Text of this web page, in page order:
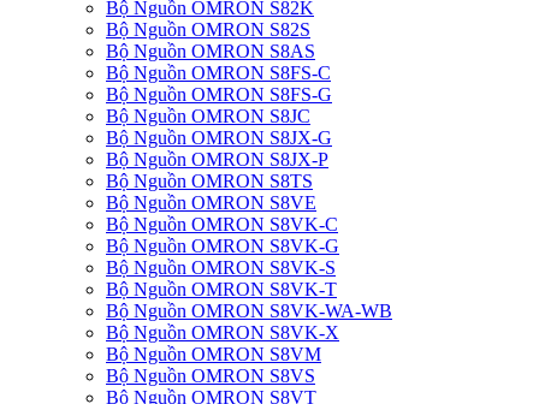
Bộ Nguồn OMRON S82K
Bộ Nguồn OMRON S82S
Bộ Nguồn OMRON S8AS
Bộ Nguồn OMRON S8FS-C
Bộ Nguồn OMRON S8FS-G
Bộ Nguồn OMRON S8JC
Bộ Nguồn OMRON S8JX-G
Bộ Nguồn OMRON S8JX-P
Bộ Nguồn OMRON S8TS
Bộ Nguồn OMRON S8VE
Bộ Nguồn OMRON S8VK-C
Bộ Nguồn OMRON S8VK-G
Bộ Nguồn OMRON S8VK-S
Bộ Nguồn OMRON S8VK-T
Bộ Nguồn OMRON S8VK-WA-WB
Bộ Nguồn OMRON S8VK-X
Bộ Nguồn OMRON S8VM
Bộ Nguồn OMRON S8VS
Bộ Nguồn OMRON S8VT